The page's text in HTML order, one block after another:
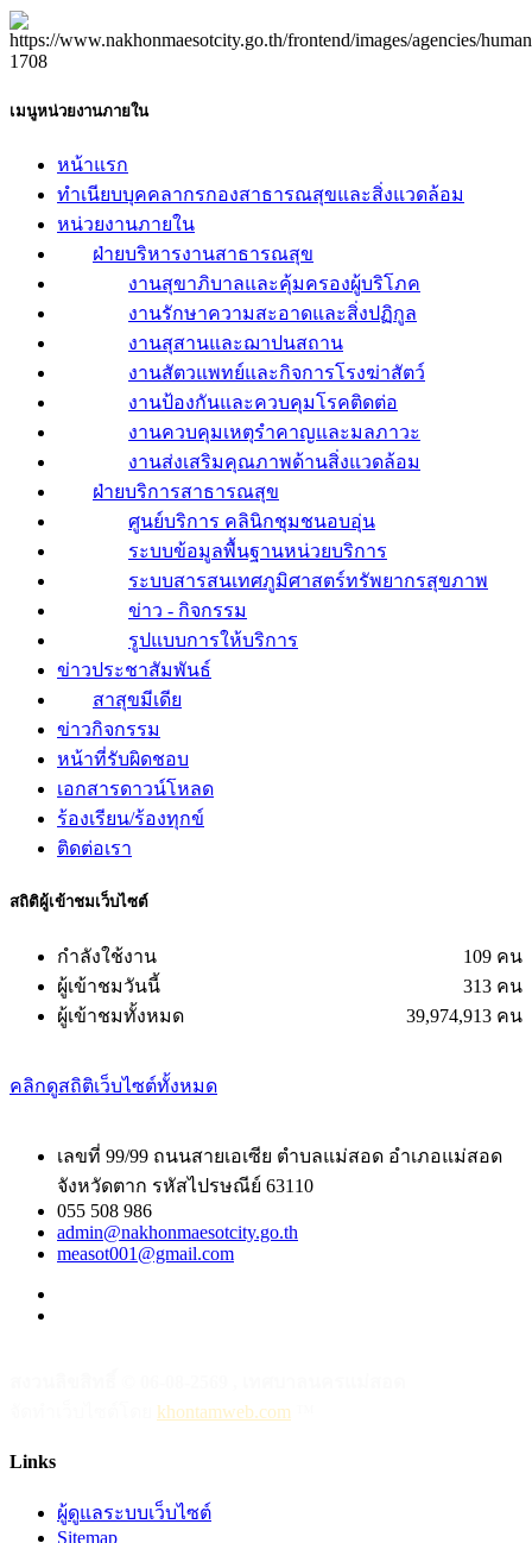
เมนูหน่วยงานภายใน
หน้าแรก
ทำเนียบบุคคลากรกองสาธารณสุขและสิ่งแวดล้อม
หน่วยงานภายใน
ฝ่ายบริหารงานสาธารณสุข
งานสุขาภิบาลและคุ้มครองผู้บริโภค
งานรักษาความสะอาดและสิ่งปฏิกูล
งานสุสานและฌาปนสถาน
งานสัตวแพทย์และกิจการโรงฆ่าสัตว์
งานป้องกันและควบคุมโรคติดต่อ
งานควบคุมเหตุรำคาญและมลภาวะ
งานส่งเสริมคุณภาพด้านสิ่งแวดล้อม
ฝ่ายบริการสาธารณสุข
ศูนย์บริการ คลินิกชุมชนอบอุ่น
ระบบข้อมูลพื้นฐานหน่วยบริการ
ระบบสารสนเทศภูมิศาสตร์ทรัพยากรสุขภาพ
ข่าว - กิจกรรม
รูปแบบการให้บริการ
ข่าวประชาสัมพันธ์
สาสุขมีเดีย
ข่าวกิจกรรม
หน้าที่รับผิดชอบ
เอกสารดาวน์โหลด
ร้องเรียน/ร้องทุกข์
ติดต่อเรา
สถิติผู้เข้าชมเว็บไซต์
กำลังใช้งาน
109 คน
ผู้เข้าชมวันนี้
313 คน
ผู้เข้าชมทั้งหมด
39,974,913 คน
คลิกดูสถิติเว็บไซต์ทั้งหมด
เลขที่ 99/99 ถนนสายเอเซีย ตำบลแม่สอด อำเภอแม่สอด
จังหวัดตาก รหัสไปรษณีย์ 63110
055 508 986
admin@nakhonmaesotcity.go.th
measot001@gmail.com
khontamweb.com
Links
ผู้ดูแลระบบเว็บไซต์
Sitemap